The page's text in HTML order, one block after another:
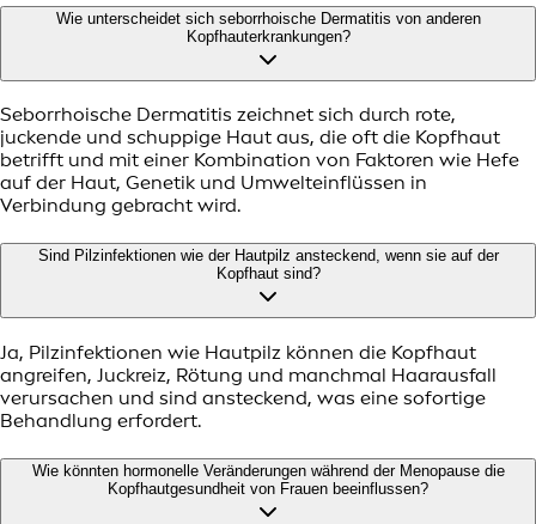
Wie unterscheidet sich seborrhoische Dermatitis von anderen
Kopfhauterkrankungen?
Seborrhoische Dermatitis zeichnet sich durch rote,
juckende und schuppige Haut aus, die oft die Kopfhaut
betrifft und mit einer Kombination von Faktoren wie Hefe
auf der Haut, Genetik und Umwelteinflüssen in
Verbindung gebracht wird.
Sind Pilzinfektionen wie der Hautpilz ansteckend, wenn sie auf der
Kopfhaut sind?
Ja, Pilzinfektionen wie Hautpilz können die Kopfhaut
angreifen, Juckreiz, Rötung und manchmal Haarausfall
verursachen und sind ansteckend, was eine sofortige
Behandlung erfordert.
Wie könnten hormonelle Veränderungen während der Menopause die
Kopfhautgesundheit von Frauen beeinflussen?